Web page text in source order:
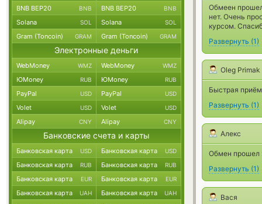
Обмеен
нет. Очень
курсом.
Развернуть (1)
Oleg Primak
Быстрая
Развернуть (1)
Алекс
Обмен прошел
Развернуть (1)
Вася
BNB BEP20 BNB BNB BEP20 BNB
Solana SOL Solana SOL
Gram (Toncoin) GRAM Gram (Toncoin) GRAM
Электронные деньги
WebMoney WMZ WebMoney WMZ
ЮMoney RUB ЮMoney RUB
PayPal USD PayPal USD
Volet USD Volet USD
Alipay CNY Alipay CNY
Банковские счета и карты
Банковская карта USD Банковская карта USD
Банковская карта RUB Банковская карта RUB
Банковская карта EUR Банковская карта EUR
Банковская карта UAH Банковская карта UAH